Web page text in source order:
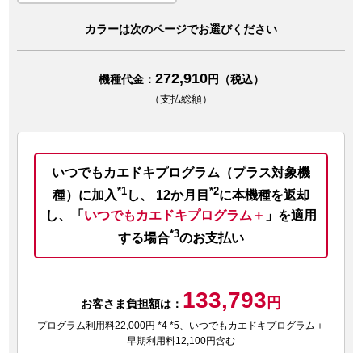
カラーは次のページでお選びください
機種代金： 272,910円（税込）
（支払総額）
いつでもカエドキプログラム（プラス対象機
種）に加入*1 し、 12か月目 *2に本機種を返却
し、
「 いつでもカエドキプログラム＋ 」を適用
する場合*3のお支払い
お客さま負担額は： 133,793 円
プログラム利用料22,000円 *4 *5、いつでもカエドキプログラム＋
早期利用料12,100円含む